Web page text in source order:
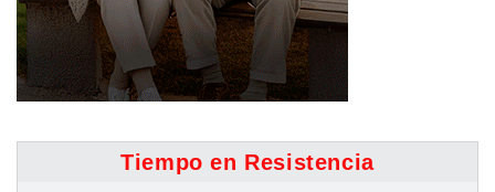
Tiempo en Resistencia